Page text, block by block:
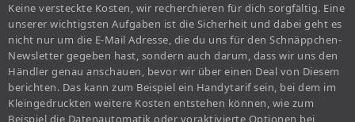
Keine versteckte Kosten, wir recherchieren für dich sorgfältig. Eine
unserer wichtigsten Aufgaben ist die Sicherheit und dabei geht es
nicht nur um die E-Mail Adresse, die du uns für den Schnäppchen-
Newsletter gegeben hast, sondern auch darum, dass wir uns den
Händler genau anschauen, bevor wir über einen Deal von Diesem
berichten. Das kann zum Beispiel ein Handytarif sein, bei dem im
Kleingedruckten weitere Kosten entstehen können, wie zum
Beispiel die Datenautomatik oder voraktivierte Optionen bei